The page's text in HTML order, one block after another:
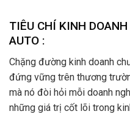
TIÊU CHÍ KINH
AUTO :
Chặng đường kinh doanh
đứng vững trên thương
mà nó đòi hỏi mỗi doanh
những giá trị cốt lõi trong